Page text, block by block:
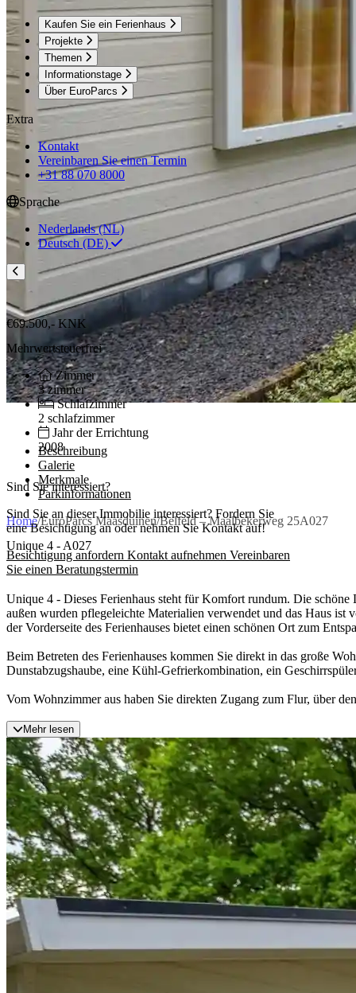
Kaufen Sie ein Ferienhaus
Projekte
Themen
Informationstage
Über EuroParcs
Extra
Kontakt
Vereinbaren Sie einen Termin
+31 88 070 8000
Sprache
Nederlands (NL)
Deutsch (DE)
€69.500,- KNK
Mehrwertsteuerfrei
Zimmer
3 zimmer
Schlafzimmer
2 schlafzimmer
Jahr der Errichtung
2008
Sind Sie interessiert?
Sind Sie an dieser Immobilie interessiert? Fordern Sie
eine Besichtigung an oder nehmen Sie Kontakt auf!
Besichtigung anfordern Kontakt aufnehmen Vereinbaren
Sie einen Beratungstermin
Beschreibung
Galerie
Merkmale
Parkinformationen
Home/EuroParcs Maasduinen/Belfeld – Maalbekerweg 25A027
Unique 4 - A027
Unique 4 - Dieses Ferienhaus steht für Komfort rundum. Die
außen wurden pflegeleichte Materialien verwendet und das Haus ist
der Vorderseite des Ferienhauses bietet einen schönen Ort zum
Beim Betreten des Ferienhauses kommen Sie direkt in das große
Dunstabzugshaube, eine Kühl-Gefrierkombination, ein
Vom Wohnzimmer aus haben Sie direkten Zugang zum Flur, über
Mehr lesen